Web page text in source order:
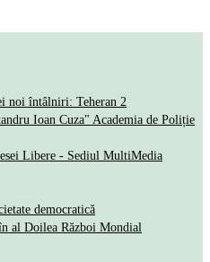
noi întâlniri: Teheran 2
Academia de Poliție
democratică
al Doilea Război Mondial